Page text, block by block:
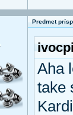
Predmet
Aha
take